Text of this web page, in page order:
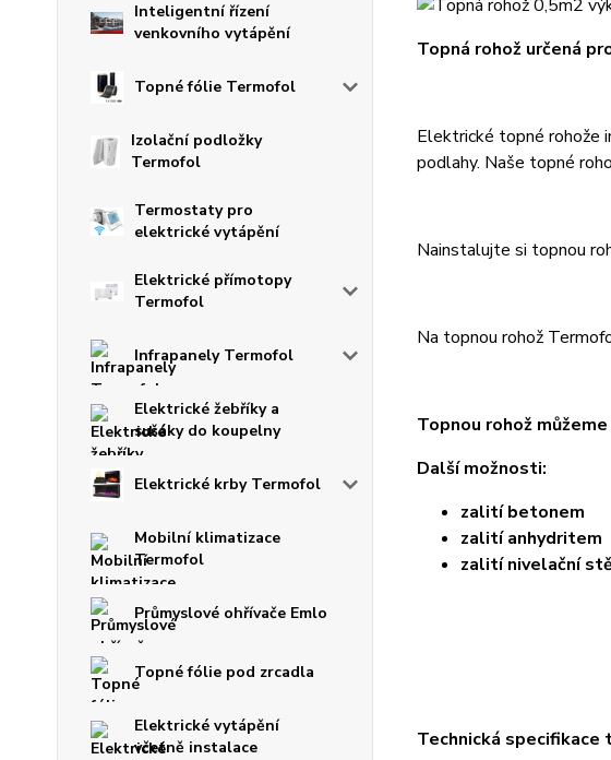
Inteligentní řízení
venkovního vytápění
Topné fólie Termofol
Izolační podložky
Termofol
Termostaty pro
elektrické vytápění
Elektrické přímotopy
Termofol
Infrapanely Termofol
Elektrické žebříky a
sušáky do koupelny
Elektrické krby Termofol
Mobilní klimatizace
Termofol
Průmyslové ohřívače Emlo
Topné fólie pod zrcadla
Elektrické vytápění
včetně instalace
Topná rohož určená
Elektrické topné rohože
podlahy. Naše topné
Nainstalujte si topnou
Na topnou rohož
Topnou rohož
Další možnosti:
zalití betonem
zalití anhydritem
zalití nivelační
Technická